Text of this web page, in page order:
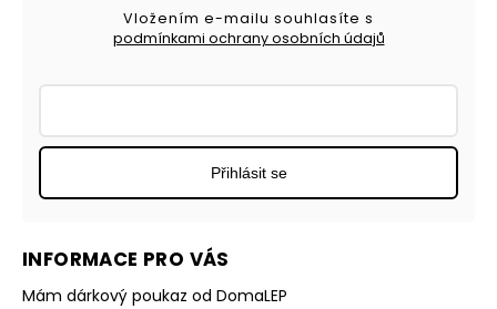
INFORMACE PRO VÁS
Mám dárkový poukaz od DomaLEP
Vložením e-mailu souhlasíte s
podmínkami ochrany osobních údajů
Přihlásit se